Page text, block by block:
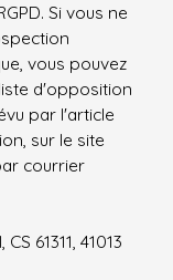
Si vous ne
vous pouvez
d'opposition
par l'article
sur le site
courrier
61311, 41013